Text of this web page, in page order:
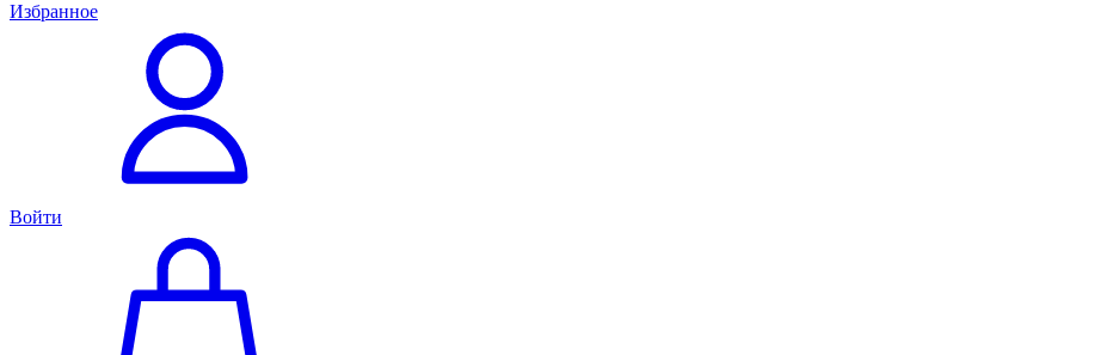
Избранное
Войти